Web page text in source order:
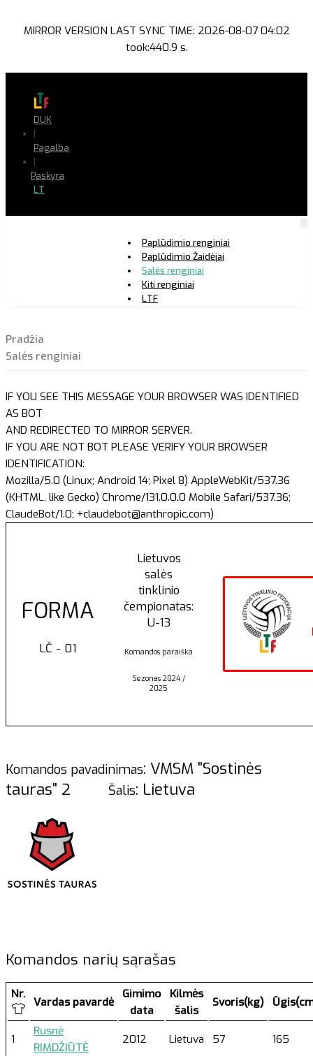
MIRROR VERSION LAST SYNC TIME: 2026-08-07 04:02
took:440.9 s.
DUK
|
Pagalba
|
Paskyra
LT
Paplūdimio renginiai
Paplūdimio Žaidėjai
Salės renginiai
Kiti renginiai
LTF
Pradžia
Salės renginiai
IF YOU SEE THIS MESSAGE YOUR BROWSER WAS IDENTIFIED
AS BOT
AND REDIRECTED TO MIRROR SERVER.
IF YOU ARE NOT BOT PLEASE VERIFY YOUR BROWSER
IDENTIFICATION:
Mozilla/5.0 (Linux; Android 14; Pixel 8) AppleWebKit/537.36
(KHTML, like Gecko) Chrome/131.0.0.0 Mobile Safari/537.36;
ClaudeBot/1.0; +claudebot@anthropic.com)
FORMA
LČ - 01
Lietuvos
salės
tinklinio
čempionatas:
U-13
Komandos paraiška
Sezonas 2024 /
2025
Komandos pavadinimas: VMSM "Sostinės
tauras" 2
Šalis: Lietuva
Komandos narių sąrašas
Nr.
Vardas pavardė
Gimimo
data
Kilmės
šalis
Svoris(kg)
1
Rusnė
RIMDŽIŪTĖ
2012 Lietuva 57 165